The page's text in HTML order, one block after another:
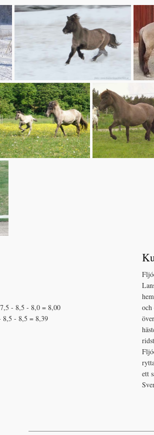
- 8,5 - 8,0 = 8,00
- 8,5 = 8,39
ett